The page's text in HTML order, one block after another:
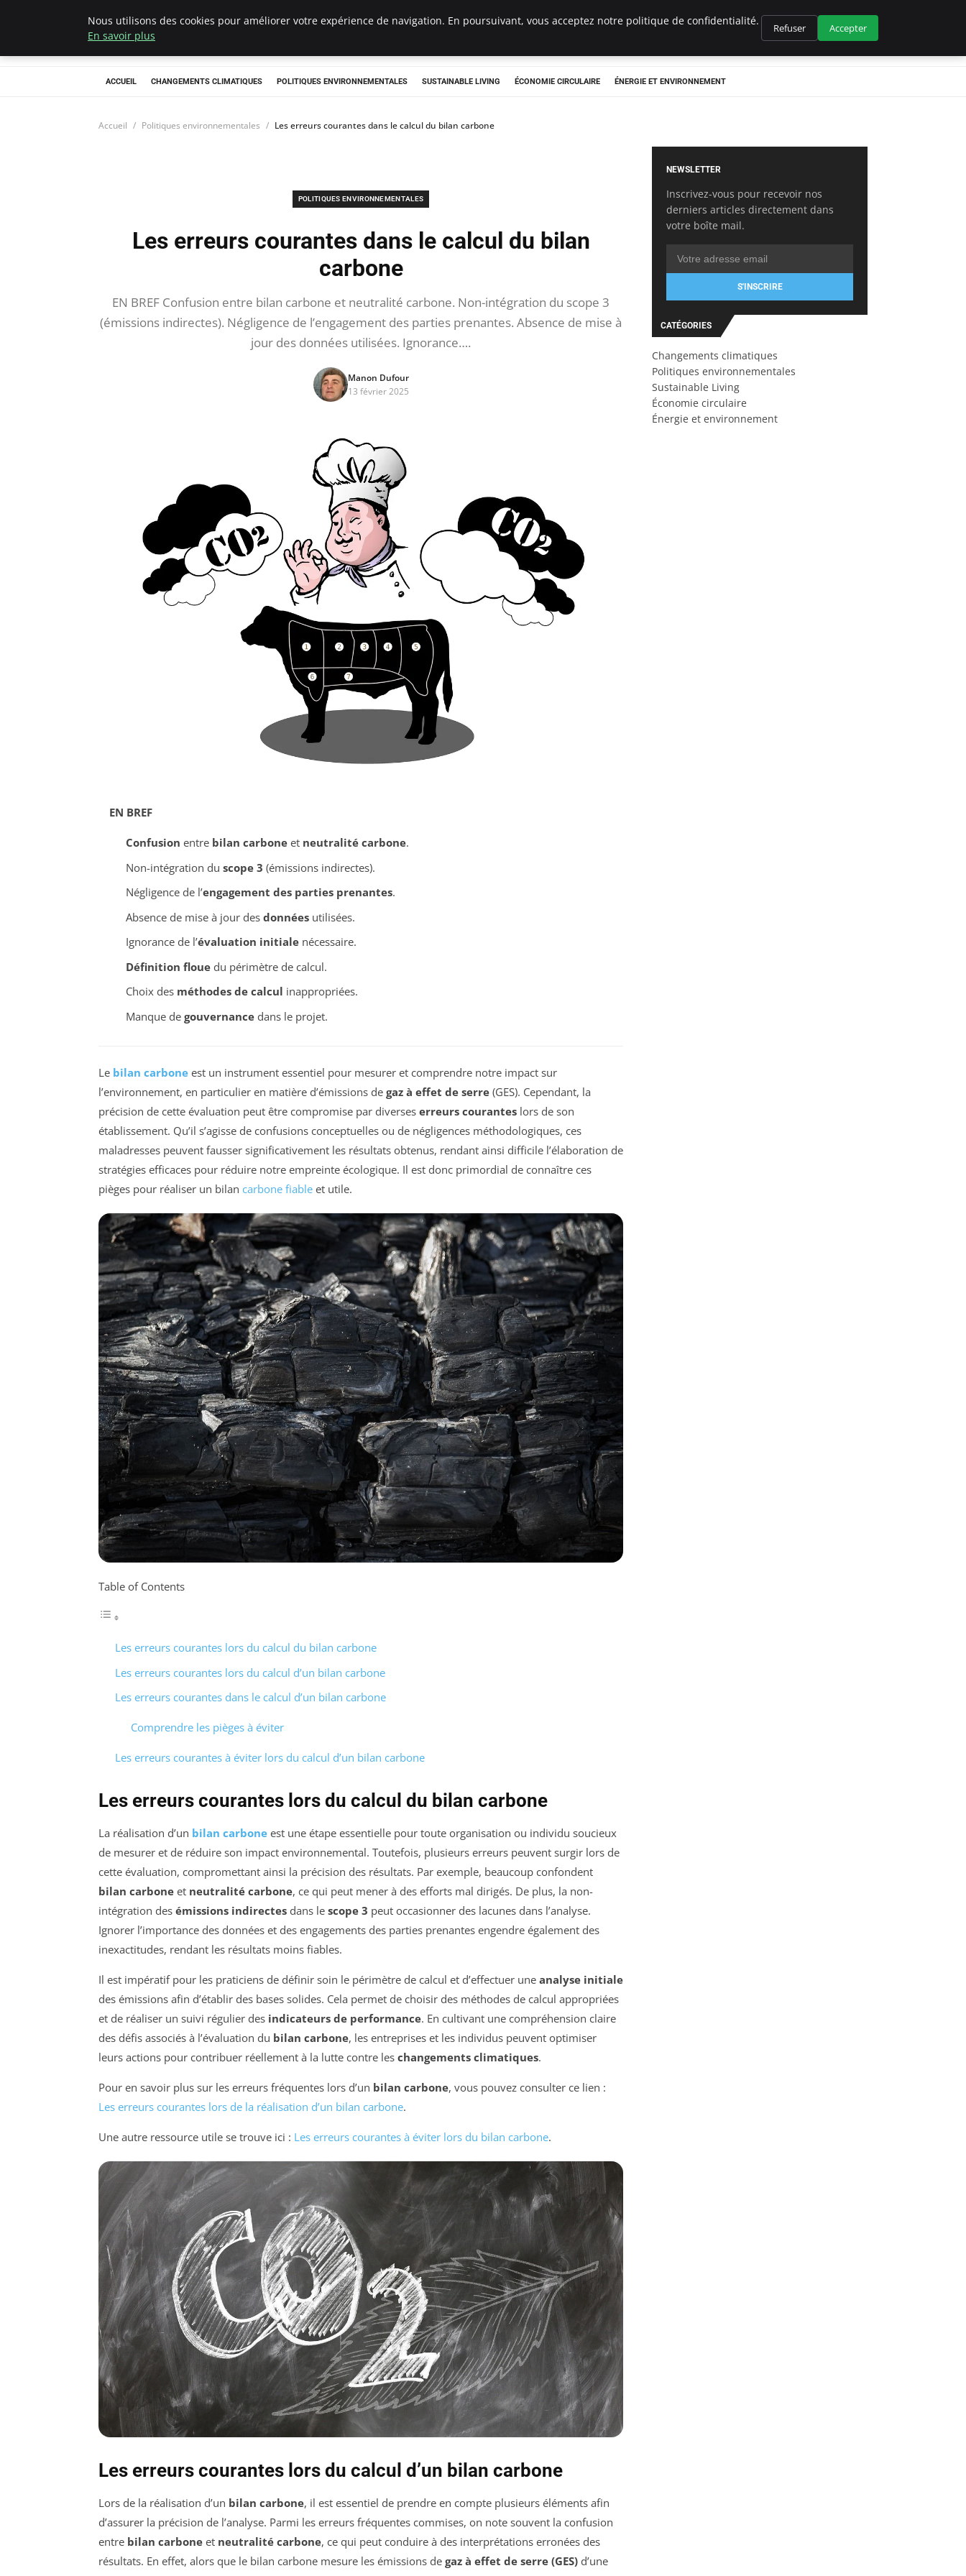
Climategatecountryclub.com
ACCUEIL CHANGEMENTS CLIMATIQUES POLITIQUES ENVIRONNEMENTALES SUSTAINABLE LIVING ÉCONOMIE CIRCULAIRE ÉNERGIE ET ENVIRONNEMENT
Accueil Politiques environnementales Les erreurs courantes dans le calcul du bilan carbone
POLITIQUES ENVIRONNEMENTALES
Les erreurs courantes dans le calcul du bilan
carbone
EN BREF Confusion entre bilan carbone et neutralité carbone. Non-intégration du scope 3
(émissions indirectes). Négligence de l’engagement des parties prenantes. Absence de mise à
jour des données utilisées. Ignorance….
Manon Dufour
13 février 2025
EN BREF
Confusion entre bilan carboneet neutralité carbone.
Non-intégration du scope 3 (émissions indirectes).
Négligence de l’engagement des parties prenantes.
Absence de mise à jour des donnéesutilisées.
Ignorance de l’évaluation initialenécessaire.
Définition flouedu périmètre de calcul.
Choix des méthodes de calcul inappropriées.
Manque de gouvernancedans le projet.
Le bilan carbone est un instrument essentiel pour mesurer et comprendre notre impact sur
l’environnement, en particulier en matière d’émissions de gaz à effet de serre (GES). Cependant, la
précision de cette évaluation peut être compromise par diverses erreurs courantes lors de son
établissement. Qu’il s’agisse de confusions conceptuelles ou de négligences méthodologiques, ces
maladresses peuvent fausser significativement les résultats obtenus, rendant ainsi difficile l’élaboration de
stratégies efficaces pour réduire notre empreinte écologique. Il est donc primordial de connaître ces
pièges pour réaliser un bilan carbone fiable et utile.
Table of Contents
Les erreurs courantes lors du calcul du bilan carbone
Les erreurs courantes lors du calcul d’un bilan carbone
Les erreurs courantes dans le calcul d’un bilan carbone
Comprendre les pièges à éviter
Les erreurs courantes à éviter lors du calcul d’un bilan carbone
Les erreurs courantes lors du calcul du bilan carbone
La réalisation d’un bilan carbone est une étape essentielle pour toute organisation ou individu soucieux
de mesurer et de réduire son impact environnemental. Toutefois, plusieurs erreurs peuvent surgir lors de
cette évaluation, compromettant ainsi la précision des résultats. Par exemple, beaucoup confondent
bilan carbone et neutralité carbone, ce qui peut mener à des efforts mal dirigés. De plus, la non-
intégration des émissions indirectes dans le scope 3 peut occasionner des lacunes dans l’analyse.
Ignorer l’importance des données et des engagements des parties prenantes engendre également des
inexactitudes, rendant les résultats moins fiables.
Il est impératif pour les praticiens de définir soin le périmètre de calcul et d’effectuer une analyse initiale
des émissions afin d’établir des bases solides. Cela permet de choisir des méthodes de calcul appropriées
et de réaliser un suivi régulier des indicateurs de performance. En cultivant une compréhension claire
des défis associés à l’évaluation du bilan carbone, les entreprises et les individus peuvent optimiser
leurs actions pour contribuer réellement à la lutte contre les changements climatiques.
Pour en savoir plus sur les erreurs fréquentes lors d’un bilan carbone, vous pouvez consulter ce lien :
Les erreurs courantes lors de la réalisation d’un bilan carbone.
Une autre ressource utile se trouve ici : Les erreurs courantes à éviter lors du bilan carbone.
Les erreurs courantes lors du calcul d’un bilan carbone
Lors de la réalisation d’un bilan carbone, il est essentiel de prendre en compte plusieurs éléments afin
d’assurer la précision de l’analyse. Parmi les erreurs fréquentes commises, on note souvent la confusion
entre bilan carbone et neutralité carbone, ce qui peut conduire à des interprétations erronées des
résultats. En effet, alors que le bilan carbone mesure les émissions de gaz à effet de serre (GES) d’une
NEWSLETTER
Inscrivez-vous pour recevoir nos
derniers articles directement dans
votre boîte mail.
S'INSCRIRE
CATÉGORIES
Changements climatiques
Politiques environnementales
Sustainable Living
Économie circulaire
Énergie et environnement
Nous utilisons des cookies pour améliorer votre expérience de navigation. En poursuivant, vous acceptez notre politique de confidentialité.
En savoir plus
Refuser Accepter